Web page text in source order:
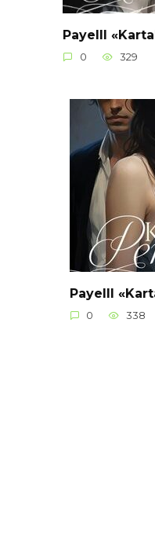
Payelll
0 329
Payelll
0 338